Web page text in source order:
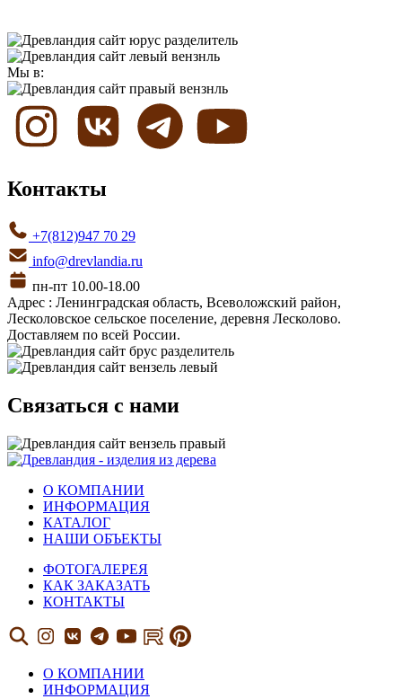
Мы в:
Контакты
+7(812)947 70 29
info@drevlandia.ru
пн-пт 10.00-18.00
Адрес : Ленинградская область, Всеволожский район,
Лесколовское сельское поселение, деревня Лесколово.
Доставляем по всей России.
Связаться с нами
О КОМПАНИИ
ИНФОРМАЦИЯ
КАТАЛОГ
НАШИ ОБЪЕКТЫ
ФОТОГАЛЕРЕЯ
КАК ЗАКАЗАТЬ
КОНТАКТЫ
О КОМПАНИИ
ИНФОРМАЦИЯ